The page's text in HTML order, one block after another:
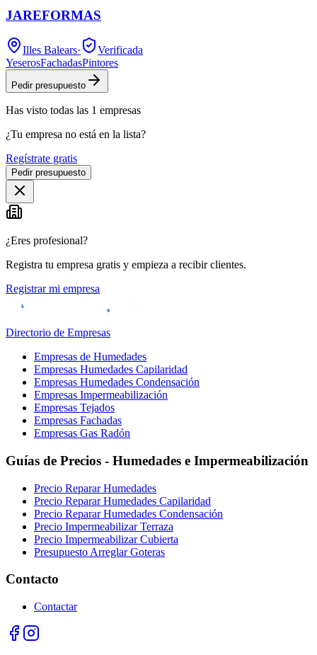
JAREFORMAS
Illes Balears·
Verificada
YeserosFachadasPintores
Pedir presupuesto
Has visto todas las 1 empresas
¿Tu empresa no está en la lista?
Regístrate gratis
Pedir presupuesto
¿Eres profesional?
Registra tu empresa gratis y empieza a recibir clientes.
Registrar mi empresa
Directorio de Empresas
Empresas de Humedades
Empresas Humedades Capilaridad
Empresas Humedades Condensación
Empresas Impermeabilización
Empresas Tejados
Empresas Fachadas
Empresas Gas Radón
Guías de Precios - Humedades e Impermeabilización
Precio Reparar Humedades
Precio Reparar Humedades Capilaridad
Precio Reparar Humedades Condensación
Precio Impermeabilizar Terraza
Precio Impermeabilizar Cubierta
Presupuesto Arreglar Goteras
Contacto
Contactar